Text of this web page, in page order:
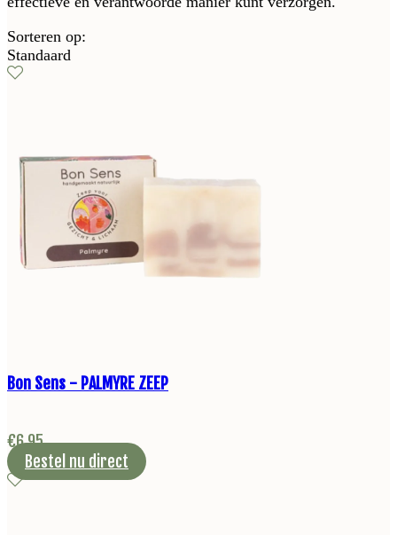
Sorteren op:
Standaard
Bon Sens - PALMYRE ZEEP
€6,95
Bestel nu direct